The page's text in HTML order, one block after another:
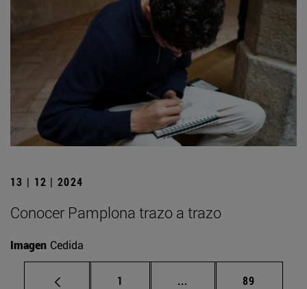
13 | 12 | 2024
Conocer Pamplona trazo a trazo
Imagen Cedida
Página
1 ... Páginas intermedias
Página
89